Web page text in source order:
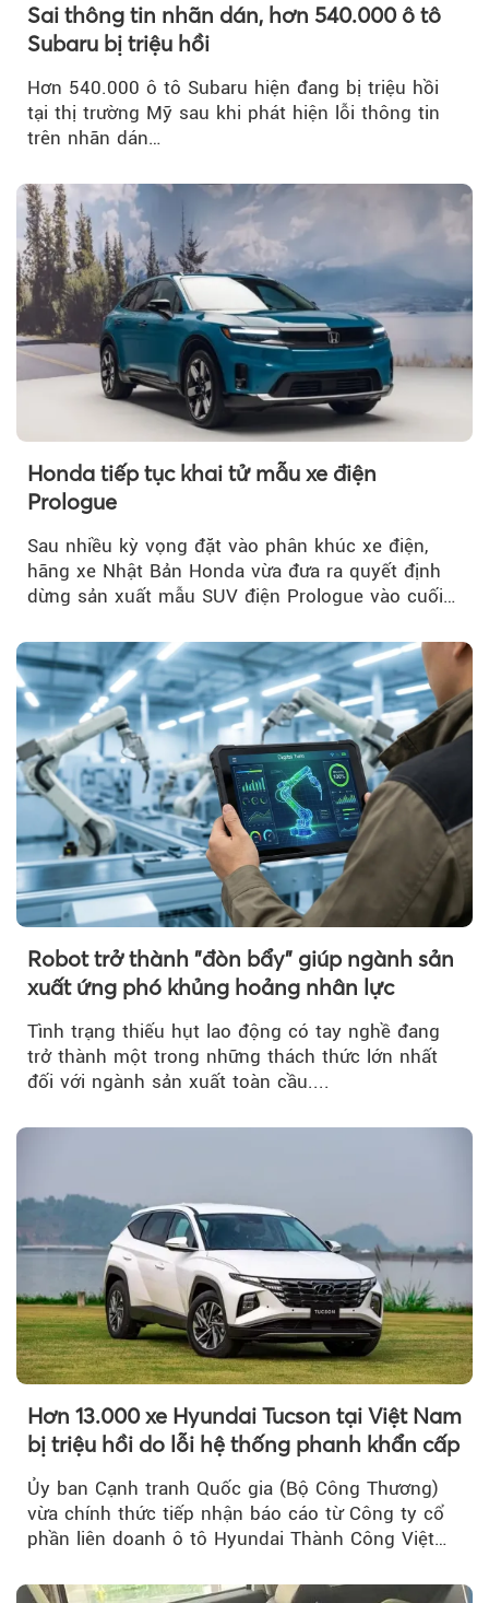
Sai thông tin nhãn dán, hơn 540.000 ô tô
Subaru bị triệu hồi
Hơn 540.000 ô tô Subaru hiện đang bị triệu hồi
tại thị trường Mỹ sau khi phát hiện lỗi thông tin
trên nhãn dán…
Honda tiếp tục khai tử mẫu xe điện
Prologue
Sau nhiều kỳ vọng đặt vào phân khúc xe điện,
hãng xe Nhật Bản Honda vừa đưa ra quyết định
dừng sản xuất mẫu SUV điện Prologue vào cuối
Robot trở thành "đòn bẩy" giúp ngành sản
xuất ứng phó khủng hoảng nhân lực
Tình trạng thiếu hụt lao động có tay nghề đang
trở thành một trong những thách thức lớn nhất
đối với ngành sản xuất toàn cầu....
Hơn 13.000 xe Hyundai Tucson tại Việt Nam
bị triệu hồi do lỗi hệ thống phanh khẩn cấp
Ủy ban Cạnh tranh Quốc gia (Bộ Công Thương)
vừa chính thức tiếp nhận báo cáo từ Công ty cổ
phần liên doanh ô tô Hyundai Thành Công Việt